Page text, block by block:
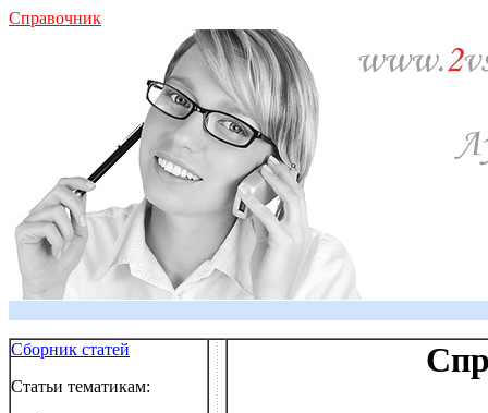
Справочник
Сборник статей
Статьи тематикам: